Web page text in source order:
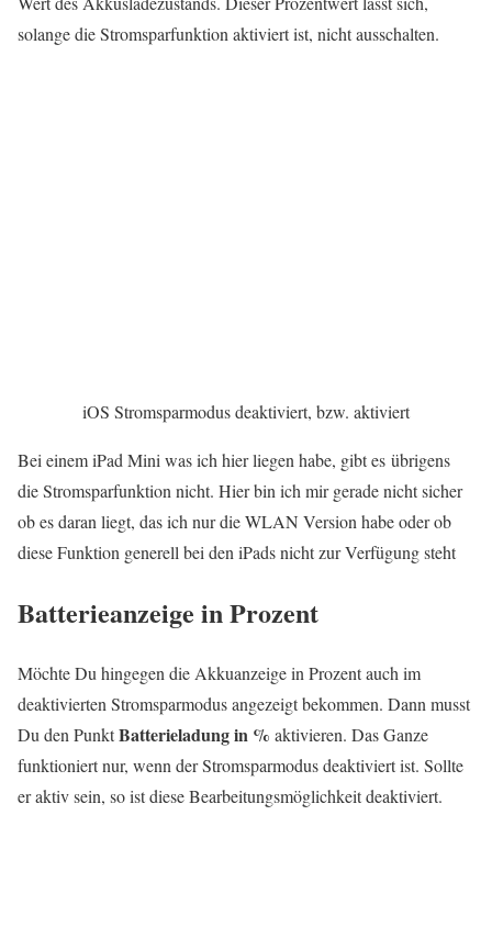
solange die Stromsparfunktion aktiviert ist, nicht ausschalten.
iOS Stromsparmodus deaktiviert, bzw. aktiviert
Bei einem iPad Mini was ich hier liegen habe, gibt es übrigens
die Stromsparfunktion nicht. Hier bin ich mir gerade nicht sicher
ob es daran liegt, das ich nur die WLAN Version habe oder ob
diese Funktion generell bei den iPads nicht zur Verfügung steht
Batterieanzeige in Prozent
Möchte Du hingegen die Akkuanzeige in Prozent auch im
deaktivierten Stromsparmodus angezeigt bekommen. Dann musst
Du den PunktBatterieladung in % aktivieren. Das Ganze
funktioniert nur, wenn der Stromsparmodus deaktiviert ist. Sollte
er aktiv sein, so ist diese Bearbeitungsmöglichkeit deaktiviert.